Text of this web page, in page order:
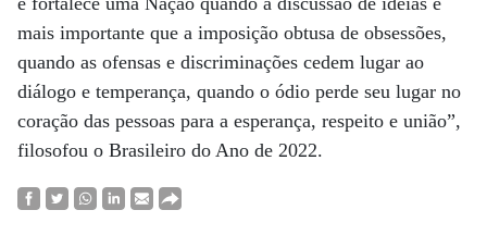
mais importante que a imposição obtusa de obsessões,
quando as ofensas e discriminações cedem lugar ao
diálogo e temperança, quando o ódio perde seu lugar no
coração das pessoas para a esperança, respeito e união”,
filosofou o Brasileiro do Ano de 2022.